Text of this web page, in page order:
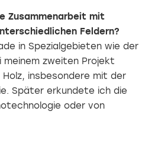
Zusammenarbeit mit
Feldern?
in Spezialgebieten wie der
meinem zweiten Projekt
insbesondere mit der
Später erkundete ich die
oder von